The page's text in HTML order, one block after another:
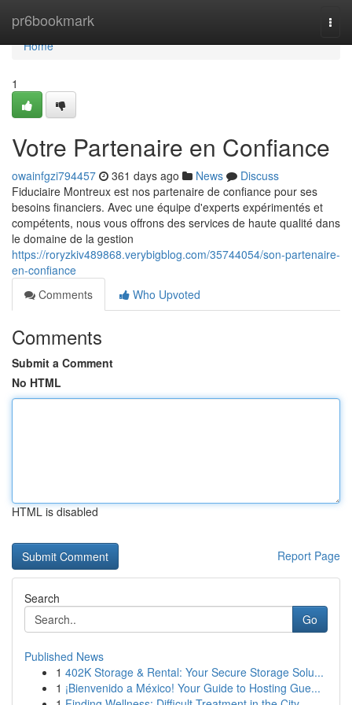
pr6bookmark
Home
Home
1
Votre Partenaire en Confiance
owainfgzi794457 361 days ago News
Discuss
Fiduciaire Montreux est nos partenaire de confiance pour ses
besoins financiers. Avec une équipe d'experts expérimentés et
compétents, nous vous offrons des services de haute qualité dans
le domaine de la gestion
https://roryzkiv489868.verybigblog.com/35744054/son-partenaire-
en-confiance
Comments
Who Upvoted
Comments
Submit a Comment
No HTML
HTML is disabled
Report Page
Search
Go
Published News
1 402K Storage & Rental: Your Secure Storage Solu...
1 ¡Bienvenido a México! Your Guide to Hosting Gue...